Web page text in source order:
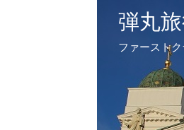
弾丸
ファースト